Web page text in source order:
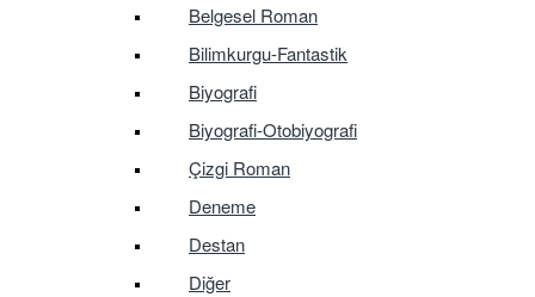
Belgesel Roman
Bilimkurgu-Fantastik
Biyografi
Biyografi-Otobiyografi
Çizgi Roman
Deneme
Destan
Diğer